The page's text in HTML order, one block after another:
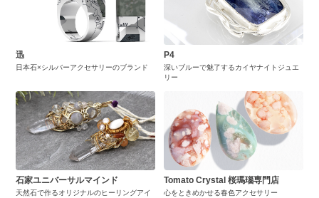
迅
日本石×シルバーアクセサリーのブランド
P4
深いブルーで魅了するカイヤナイトジュエ
リー
石家ユニバーサルマインド
天然石で作るオリジナルのヒーリングアイ
Tomato Crystal 桜瑪瑙専門店
心をときめかせる春色アクセサリー